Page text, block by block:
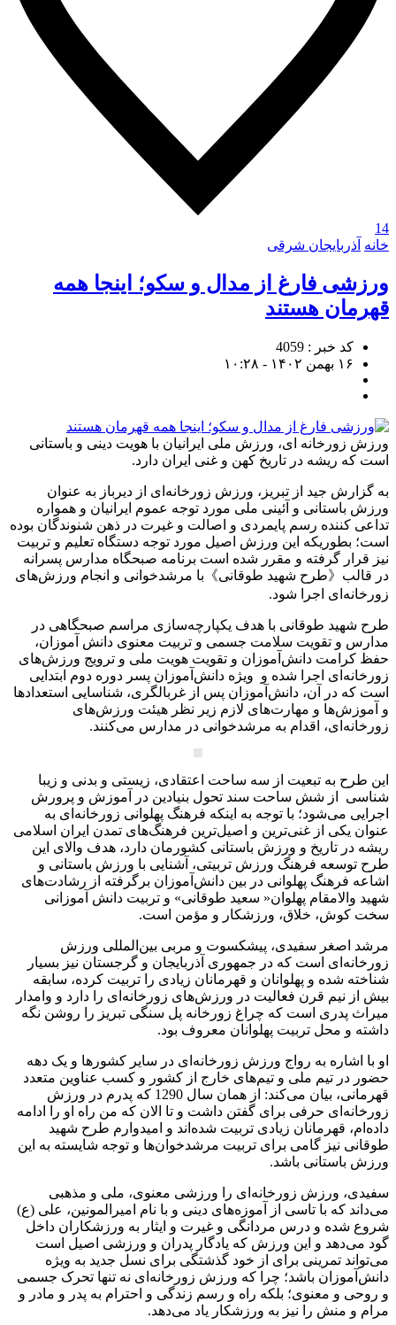
14
خانه آذربایجان شرقی
ورزشی فارغ از مدال و سکو؛ اینجا همه
قهرمان هستند
کد خبر : 4059
۱۶ بهمن ۱۴۰۲ - ۱۰:۲۸
ورزش زورخانه ای، ورزش ملی ایرانیان با هویت دینی و باستانی
است که ریشه در تاریخ کهن و غنی ایران دارد.
به گزارش جید از تبریز، ورزش زورخانه‌ای از دیرباز به عنوان
ورزش باستانی و آئینی ملی مورد توجه عموم ایرانیان و همواره
تداعی کننده رسم پایمردی و اصالت و غیرت در ذهن شنوندگان بوده
است؛ بطوریکه این ورزش اصیل مورد توجه دستگاه تعلیم و تربیت
نیز قرار گرفته و مقرر شده است برنامه صبحگاه مدارس پسرانه
در قالب《طرح شهید طوقانی》با مرشدخوانی و انجام ورزش‌های
زورخانه‌ای اجرا شود.
طرح شهید طوقانی با هدف یکپارچه‌سازی مراسم صبحگاهی در
مدارس و تقویت سلامت جسمی و تربیت معنوی دانش آموزان،
حفظ کرامت دانش‌آموزان و تقویت هویت ملی و ترویج ورزش‌های
زورخانه‌ای اجرا شده و ویژه دانش‌آموزان پسر دوره دوم ابتدایی
است که در آن، دانش‌آموزان پس از غربالگری، شناسایی استعدادها
و آموزش‌ها و مهارت‌های لازم زیر نظر هیئت ورزش‌های
زورخانه‌ای، اقدام به مرشد‌خوانی در مدارس می‌کنند.
این طرح به تبعیت از سه ساحت اعتقادی، زیستی و بدنی و زیبا
شناسی از شش ساحت سند تحول بنیادین در آموزش و پرورش
اجرایی می‌شود؛ با توجه به اینکه فرهنگ پهلوانی زورخانه‌ای به‌
عنوان یکی از غنی‌ترین و اصیل‌ترین فرهنگ‌های تمدن ایران اسلامی
ریشه در تاریخ و ورزش باستانی کشورمان دارد، هدف والای این
طرح توسعه فرهنگ ورزش تربیتی، آشنایی با ورزش باستانی و
اشاعه فرهنگ پهلوانی در بین دانش‌آموزان برگرفته از رشادت‌های
شهید والامقام پهلوان« سعید طوقانی» و تربیت دانش آموزانی
سخت کوش، خلاق، ورزشکار و مؤمن است.
مرشد اصغر سفیدی، پیشکسوت و مربی بین‌المللی ورزش
زورخانه‌ای است که در جمهوری آذربایجان و گرجستان نیز بسیار
شناخته شده و پهلوانان و قهرمانان زیادی را تربیت کرده، سابقه
بیش از نیم قرن فعالیت در ورزش‌های زورخانه‌ای را دارد و وامدار
میراث پدری است که چراغ زورخانه پل سنگی تبریز را روشن نگه
داشته و محل تربیت پهلوانان معروف بود.
او با اشاره به رواج ورزش زورخانه‌ای در سایر کشورها و یک دهه
حضور در تیم ملی و تیم‌های خارج از کشور و کسب عناوین متعدد
قهرمانی، بیان می‌کند: از همان سال 1290 که پدرم در ورزش
زورخانه‌ای حرفی برای گفتن داشت و تا الان که من راه او را ادامه
داده‌ام، قهرمانان زیادی تربیت شده‌اند و امیدوارم طرح شهید
طوقانی نیز گامی برای تربیت مرشدخوان‌ها و توجه شایسته به این
ورزش باستانی باشد.
سفیدی، ورزش زورخانه‌ای را ورزشی معنوی، ملی و مذهبی
می‌داند که با تاسی از آموزه‌های دینی و با نام امیرالمونین، علی (ع)
شروع شده و درس مردانگی و غیرت و ایثار به ورزشکاران داخل
گود می‌دهد و این ورزش که یادگار پدران و ورزشی اصیل است
می‌تواند تمرینی برای از خود گذشتگی برای نسل جدید به ویژه
دانش‌آموزان باشد؛ چرا که ورزش زورخانه‌ای نه تنها تحرک جسمی
و روحی و معنوی؛ بلکه راه و رسم زندگی و احترام به پدر و مادر و
مرام و منش را نیز به ورزشکار یاد می‌دهد.